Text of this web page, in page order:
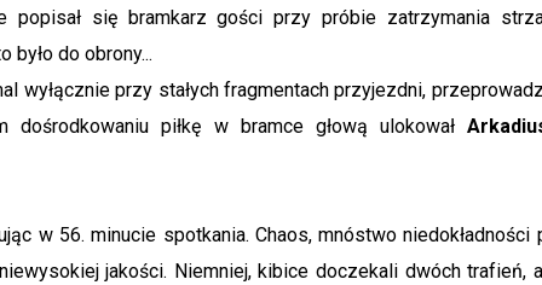
się bramkarz gości przy próbie zatrzymania
było do obrony...
wyłącznie przy stałych fragmentach przyjezdni,
piłkę w bramce głową ulokował
w 56. minucie spotkania. Chaos, mnóstwo niedokładności
jakości. Niemniej, kibice doczekali dwóch trafień,